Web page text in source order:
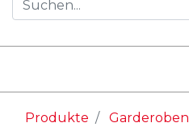
Produkte Garderoben